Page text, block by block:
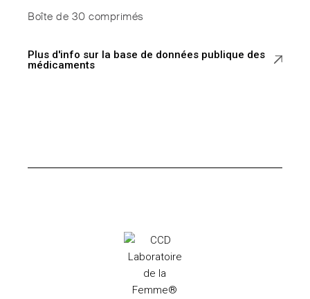
Boîte de 30 comprimés
Plus d'info sur la base de données publique des
médicaments